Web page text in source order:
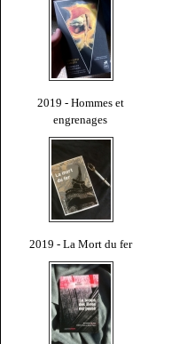
2019 - Hommes et
engrenages
2019 - La Mort du fer